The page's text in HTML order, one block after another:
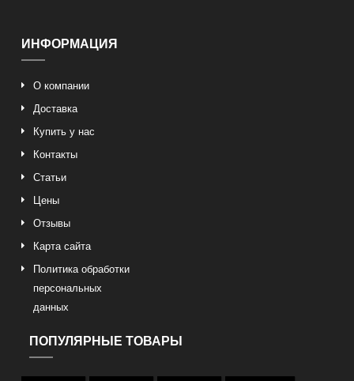
ИНФОРМАЦИЯ
О компании
Доставка
Купить у нас
Контакты
Статьи
Цены
Отзывы
Карта сайта
Политика обработки
персональных
данных
ПОПУЛЯРНЫЕ ТОВАРЫ